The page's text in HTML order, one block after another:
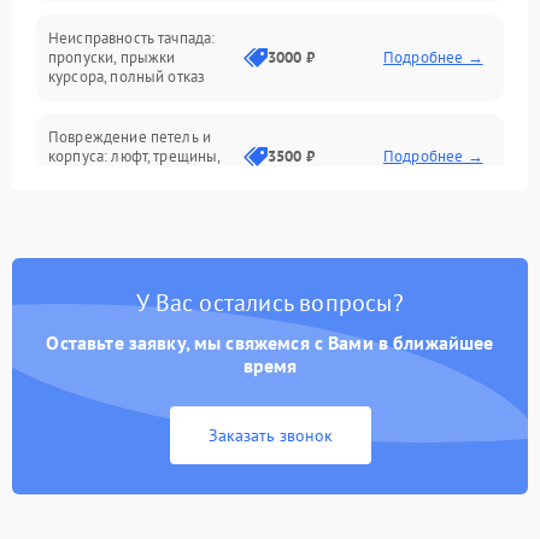
Сеть и интернет
Неисправность тачпада:
пропуски, прыжки
курсора, полный отказ
3000 ₽ Подробнее →
Повреждение петель и
корпуса: люфт, трещины,
3500 ₽ Подробнее →
быстрая разрядка,
2500 ₽ Подробнее →
Неисправность зарядного
питания
2000 ₽ Подробнее →
неисправности кулера
У Вас остались вопросы?
Оставьте заявку, мы свяжемся с Вами в ближайшее
время
Заказать звонок